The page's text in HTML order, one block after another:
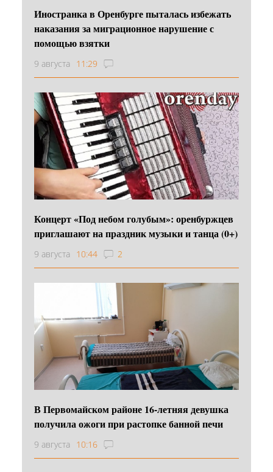
Иностранка в Оренбурге пыталась избежать
наказания за миграционное нарушение с
помощью взятки
9 августа 11:29
Концерт «Под небом голубым»: оренбуржцев
приглашают на праздник музыки и танца (0+)
9 августа 10:44 2
В Первомайском районе 16‑летняя девушка
получила ожоги при растопке банной печи
9 августа 10:16